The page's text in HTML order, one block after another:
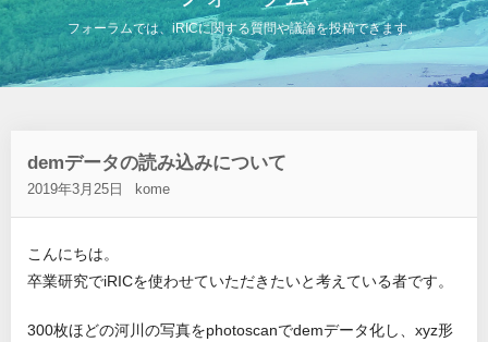
フォーラムでは、iRICに関する質問や議論を投稿できます。
demデータの読み込みについて
2019年3月25日 kome
こんにちは。
卒業研究でiRICを使わせていただきたいと考えている者です。
300枚ほどの河川の写真をphotoscanでdemデータ化し、xyz形